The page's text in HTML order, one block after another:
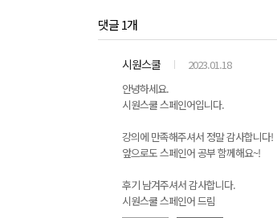
댓글 1개
시원스쿨
2023.01.18
안녕하세요.
시원스쿨 스페인어입니다.
강의에 만족해주셔서 정말 감사합니다!
앞으로도 스페인어 공부 함께해요~!
후기 남겨주셔서 감사합니다.
시원스쿨 스페인어 드림